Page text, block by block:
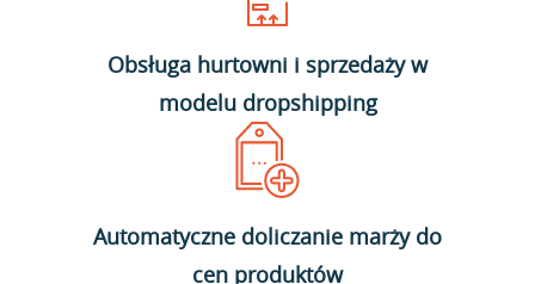
Obsługa hurtowni i sprzedaży w
modelu dropshipping
Automatyczne doliczanie marży do
cen produktów